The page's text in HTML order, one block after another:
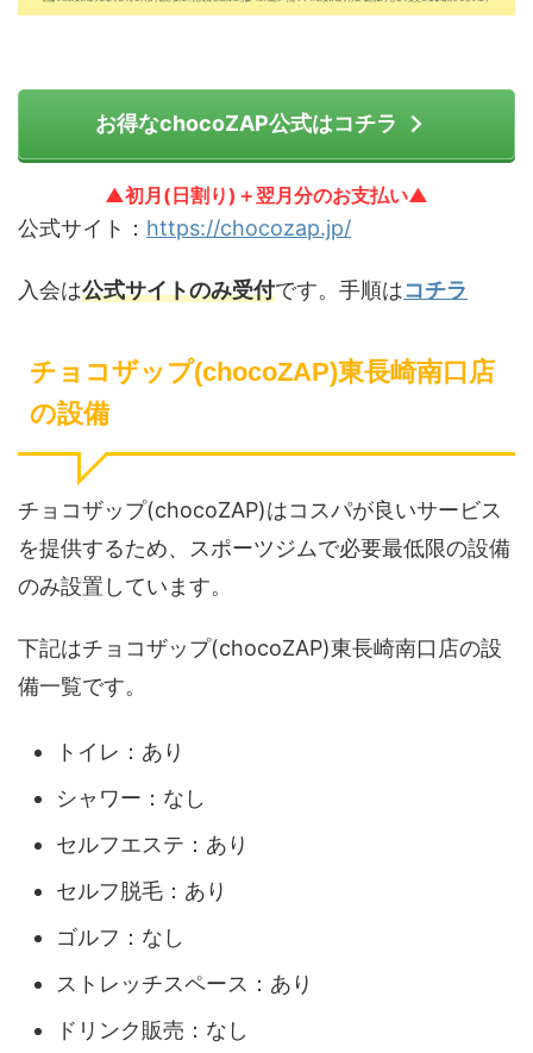
お得なchocoZAP公式はコチラ
▲初月(日割り)＋翌月分のお支払い▲
公式サイト： https://chocozap.jp/
入会は公式サイトのみ受付です。手順はコチラ
チョコザップ(chocoZAP)東長崎南口店
の設備
チョコザップ(chocoZAP)はコスパが良いサービス
を提供するため、スポーツジムで必要最低限の設備
のみ設置しています。
下記はチョコザップ(chocoZAP)東長崎南口店の設
備一覧です。
トイレ：あり
シャワー：なし
セルフエステ：あり
セルフ脱毛：あり
ゴルフ：なし
ストレッチスペース：あり
ドリンク販売：なし